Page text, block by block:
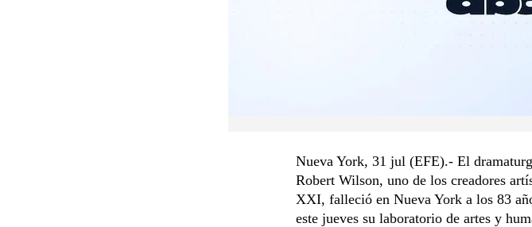
Nueva York, 31 jul (EFE).- El
Robert Wilson, uno de los creadores
XXI, falleció en Nueva York a los 83
este jueves su laboratorio de artes y